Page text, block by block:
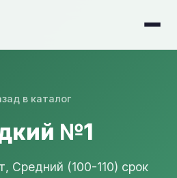
в каталог
№1
Средний (100-110) срок